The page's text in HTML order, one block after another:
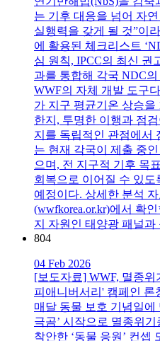
는 기후 대응을 넘어 자
실행력을 갖게 될 것”이
에 활용된 체크리스트
심 원칙, IPCC의 최신 권
과를 통합해 각국 NDC
WWF의 자체 개발 도구다
가 지구 평균기온 상승
한지, 투명한 이행과 점
지를 독립적인 관점에서
는 현재 각국이 제출 중
으며, 전 지구적 기후 목
회복으로 이어질 수 있
예정이다. 상세한 분석
(wwfkorea.or.kr)에서 확
지 자원인 태양광 패널과
804
04 Feb 2026
[보도자료] WWF, 멸종
피애니버서리' 캠페인 론
매달 동물 보호 기념일
극곰’ 시작으로 멸종위
착안한 ‘동물 응원’ 컨셉